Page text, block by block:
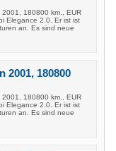
180800 km., EUR
Elegance 2.0. Er ist ist
an. Es sind neue
2001, 180800
180800 km., EUR
Elegance 2.0. Er ist ist
an. Es sind neue